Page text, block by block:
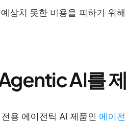
상치 못한 비용을 피하기 위
AI를
용 에이전틱 AI 제품인 에이